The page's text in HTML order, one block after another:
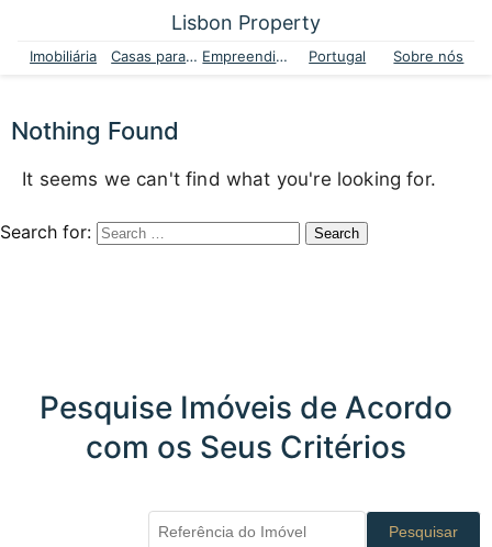
Lisbon Property
Imobiliária Casas para venda Empreendimentos Portugal Sobre nós
Nothing Found
It seems we can't find what you're looking for.
Search for:
Pesquise Imóveis de Acordo
com os Seus Critérios
Pesquisar